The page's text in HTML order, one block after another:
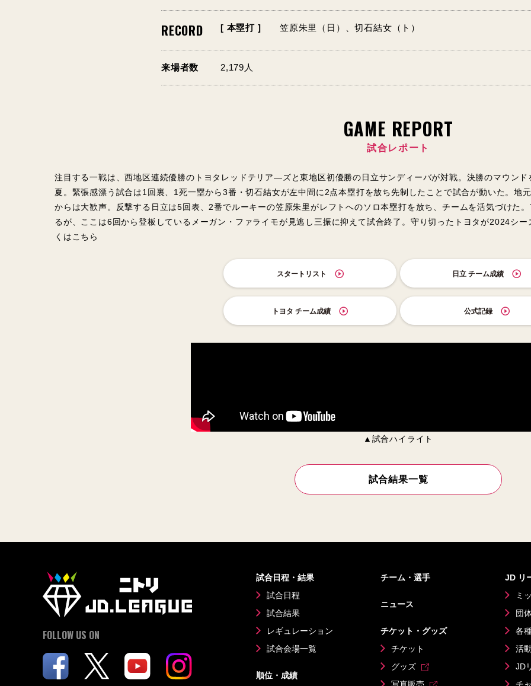
RECORD [ 本塁打 ] 笠原朱里（日）、切石結女（ト）
来場者数 2,179人
GAME REPORT
試合レポート
注目する一戦は、西地区連続優勝のトヨタレッドテリア―ズと東地区初優勝の日立サンディーバが対戦。決勝のマウン
夏。緊張感漂う試合は1回裏、1死一塁から3番・切石結女が左中間に2点本塁打を放ち先制したことで試合が動いた。地
からは大歓声。反撃する日立は5回表、2番でルーキーの笠原朱里がレフトへのソロ本塁打を放ち、チームを活気づけた
るが、ここは6回から登板しているメーガン・ファライモが見逃し三振に抑えて試合終了。守り切ったトヨタが2024シ
くはこちら
スタートリスト 日立 チーム成績
トヨタ チーム成績 公式記録
▲試合ハイライト
試合結果一覧
試合日程・結果
試合日程
試合結果
レギュレーション
試合会場一覧
順位・成績
チーム・選手
ニュース
チケット・グッズ
チケット
グッズ
JD リ
ミ
団
各
活
JD
FOLLOW US ON